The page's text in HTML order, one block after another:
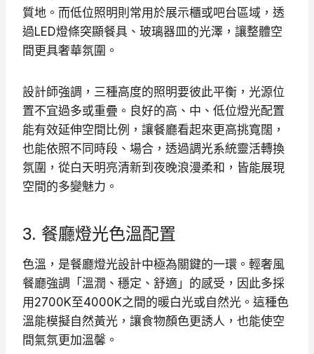
質地。而低位照明則常用於展示櫃或吧台區域，透
過LED燈條突顯餐具、玻璃器皿的光澤，讓整體空
間更具奢華氛圍。
設計師強調，三種高度的照明要彼此平衡，光源位
置不宜過多或重疊。良好的高、中、低位燈光配置
能有效延伸空間比例，讓餐廳看起來更高挑寬闊，
也能依照不同時段、場合，透過調光系統靈活轉換
氛圍，從白天明亮清新到夜晚浪漫柔和，皆能展現
空間的多變魅力。
3. 餐廳燈光色溫配置
色溫，是餐廳燈光設計中極為關鍵的一環。輕奢風
餐廳強調「溫潤、穩定、舒適」的感受，因此多採
用2700K至4000K之間的暖白光或自然光。這種色
溫能模擬自然黃光，讓食物顏色更誘人，也能使空
間氣氛更加溫馨。